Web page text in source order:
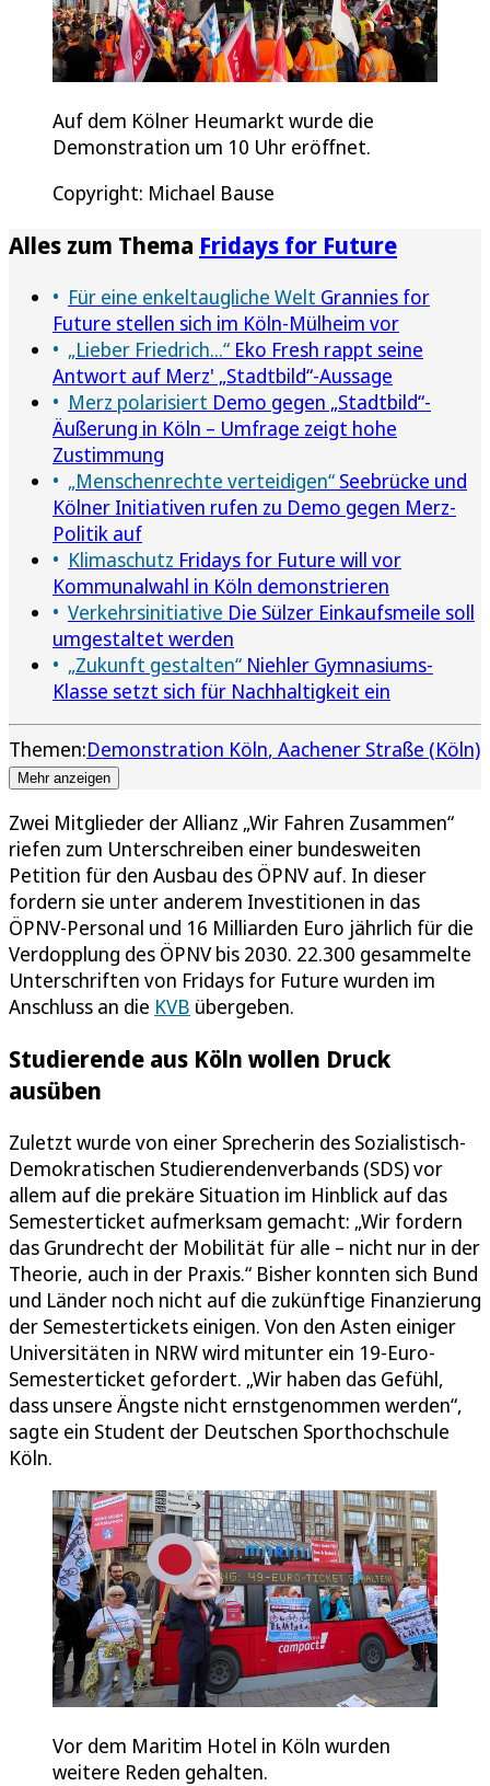
Auf dem Kölner Heumarkt wurde die
Demonstration um 10 Uhr eröffnet.
Copyright: Michael Bause
Alles zum Thema Fridays for Future
Für eine enkeltaugliche Welt Grannies for
Future stellen sich im Köln-Mülheim vor
„Lieber Friedrich...“ Eko Fresh rappt seine
Antwort auf Merz' „Stadtbild“-Aussage
Merz polarisiert Demo gegen „Stadtbild“-
Äußerung in Köln – Umfrage zeigt hohe
Zustimmung
„Menschenrechte verteidigen“ Seebrücke und
Kölner Initiativen rufen zu Demo gegen Merz-
Politik auf
Klimaschutz Fridays for Future will vor
Kommunalwahl in Köln demonstrieren
Verkehrsinitiative Die Sülzer Einkaufsmeile soll
umgestaltet werden
„Zukunft gestalten“ Niehler Gymnasiums-
Klasse setzt sich für Nachhaltigkeit ein
Themen:Demonstration Köln Aachener Straße (Köln)
Mehr anzeigen
Zwei Mitglieder der Allianz „Wir Fahren Zusammen“
riefen zum Unterschreiben einer bundesweiten
Petition für den Ausbau des ÖPNV auf. In dieser
fordern sie unter anderem Investitionen in das
ÖPNV-Personal und 16 Milliarden Euro jährlich für die
Verdopplung des ÖPNV bis 2030. 22.300 gesammelte
Unterschriften von Fridays for Future wurden im
Anschluss an die KVB übergeben.
Studierende aus Köln wollen Druck
ausüben
Zuletzt wurde von einer Sprecherin des Sozialistisch-
Demokratischen Studierendenverbands (SDS) vor
allem auf die prekäre Situation im Hinblick auf das
Semesterticket aufmerksam gemacht: „Wir fordern
das Grundrecht der Mobilität für alle – nicht nur in der
Theorie, auch in der Praxis.“ Bisher konnten sich Bund
und Länder noch nicht auf die zukünftige Finanzierung
der Semestertickets einigen. Von den Asten einiger
Universitäten in NRW wird mitunter ein 19-Euro-
Semesterticket gefordert. „Wir haben das Gefühl,
dass unsere Ängste nicht ernstgenommen werden“,
sagte ein Student der Deutschen Sporthochschule
Köln.
Vor dem Maritim Hotel in Köln wurden
weitere Reden gehalten.